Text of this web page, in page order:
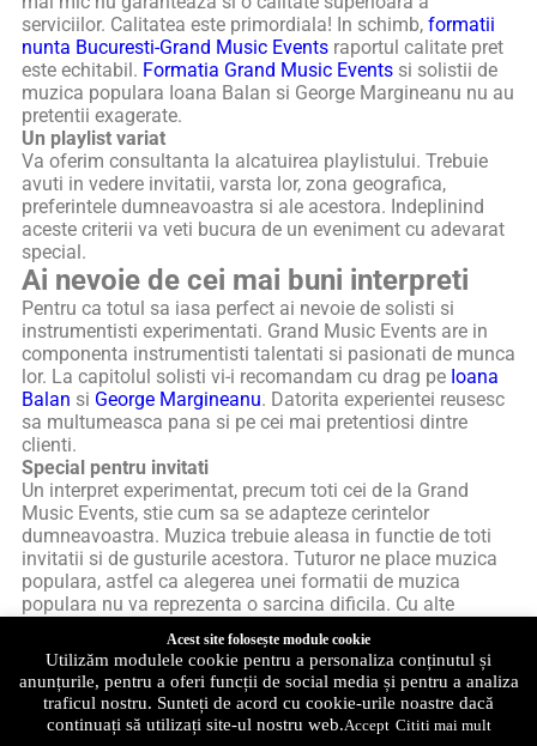
serviciilor. Calitatea este primordiala! In schimb, formatii
nunta Bucuresti-Grand Music Events raportul calitate pret
este echitabil. Formatia Grand Music Events si solistii de
muzica populara Ioana Balan si George Margineanu nu au
pretentii exagerate.
Un playlist variat
Va oferim consultanta la alcatuirea playlistului. Trebuie
avuti in vedere invitatii, varsta lor, zona geografica,
preferintele dumneavoastra si ale acestora. Indeplinind
aceste criterii va veti bucura de un eveniment cu adevarat
special.
Ai nevoie de cei mai buni interpreti
Pentru ca totul sa iasa perfect ai nevoie de solisti si
instrumentisti experimentati. Grand Music Events are in
componenta instrumentisti talentati si pasionati de munca
lor. La capitolul solisti vi-i recomandam cu drag pe Ioana
Balan si George Margineanu. Datorita experientei reusesc
sa multumeasca pana si pe cei mai pretentiosi dintre
clienti.
Special pentru invitati
Un interpret experimentat, precum toti cei de la Grand
Music Events, stie cum sa se adapteze cerintelor
dumneavoastra. Muzica trebuie aleasa in functie de toti
invitatii si de gusturile acestora. Tuturor ne place muzica
populara, astfel ca alegerea unei formatii de muzica
populara nu va reprezenta o sarcina dificila. Cu alte
Grand Music Events si a solistilor nostri! Vocea
evenimentului este la noi!
Etichetatformatii botez Bucuresti,grand music events
Acest site folosește module cookie
Utilizăm modulele cookie pentru a personaliza conținutul și
anunțurile, pentru a oferi funcții de social media și pentru a analiza
traficul nostru. Sunteți de acord cu cookie-urile noastre dacă
continuați să utilizați site-ul nostru web.Accept Cititi mai mult